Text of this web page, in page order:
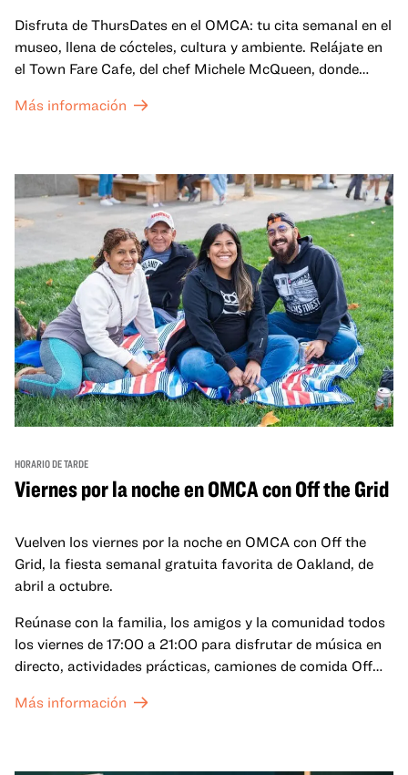
Disfruta de ThursDates en el OMCA: tu cita semanal en el
museo, llena de cócteles, cultura y ambiente. Relájate en
el Town Fare Cafe, del chef Michele McQueen, donde
fondo, o explora las galerías, que cobran vida por la noche
adultos!
Más información
HORARIO DE TARDE
Viernes por la noche en OMCA con Off the Grid
Vuelven los viernes por la noche en OMCA con Off the
Grid, la fiesta semanal gratuita favorita de Oakland, de
abril a octubre.
Reúnase con la familia, los amigos y la comunidad todos
los viernes de 17:00 a 21:00 para disfrutar de música en
directo, actividades prácticas, camiones de comida Off
exposiciones especiales, con una
Más información